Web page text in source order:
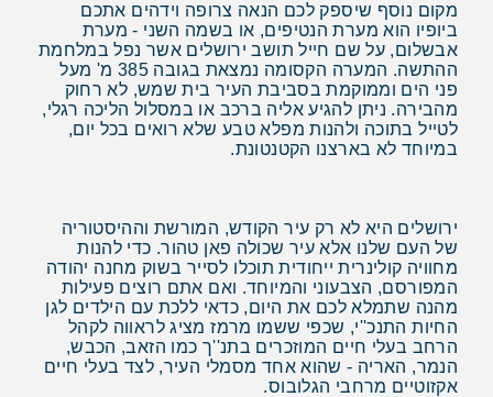
מקום נוסף שיספק לכם הנאה צרופה וידהים אתכם
ביופיו הוא מערת הנטיפים, או בשמה השני - מערת
אבשלום, על שם חייל תושב ירושלים אשר נפל במלחמת
ההתשה. המערה הקסומה נמצאת בגובה 385 מ' מעל
פני הים וממוקמת בסביבת העיר בית שמש, לא רחוק
מהבירה. ניתן להגיע אליה ברכב או במסלול הליכה רגלי,
לטייל בתוכה ולהנות מפלא טבע שלא רואים בכל יום,
במיוחד לא בארצנו הקטנטונת.
ירושלים היא לא רק עיר הקודש, המורשת וההיסטוריה
של העם שלנו אלא עיר שכולה פאן טהור. כדי להנות
מחוויה קולינרית ייחודית תוכלו לסייר בשוק מחנה יהודה
המפורסם, הצבעוני והמיוחד. ואם אתם רוצים פעילות
מהנה שתמלא לכם את היום, כדאי ללכת עם הילדים לגן
החיות התנכ''י, שכפי ששמו מרמז מציג לראווה לקהל
הרחב בעלי חיים המוזכרים בתנ''ך כמו הזאב, הכבש,
הנמר, האריה - שהוא אחד מסמלי העיר, לצד בעלי חיים
אקזוטיים מרחבי הגלובוס.